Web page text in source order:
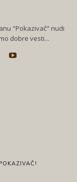
"Pokazivač" nudi
dobre vesti...